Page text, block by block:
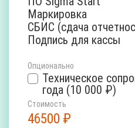
Маркировка
СБИС (сдача
Подпись для кассы
Опционально
Техническое
года (10 000 ₽)
Стоимость
46500 ₽